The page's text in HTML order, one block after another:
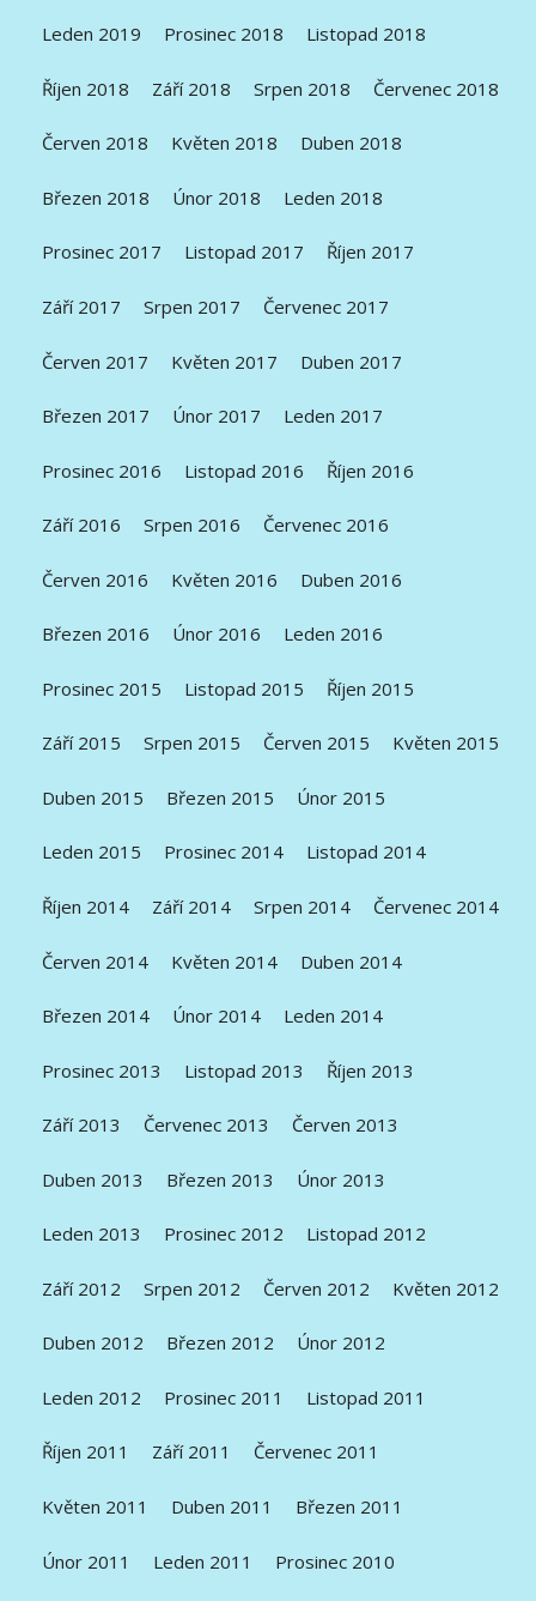
Leden 2019 Prosinec 2018 Listopad 2018
Říjen 2018 Září 2018 Srpen 2018 Červenec 2018
Červen 2018 Květen 2018 Duben 2018
Březen 2018 Únor 2018 Leden 2018
Prosinec 2017 Listopad 2017 Říjen 2017
Září 2017 Srpen 2017 Červenec 2017
Červen 2017 Květen 2017 Duben 2017
Březen 2017 Únor 2017 Leden 2017
Prosinec 2016 Listopad 2016 Říjen 2016
Září 2016 Srpen 2016 Červenec 2016
Červen 2016 Květen 2016 Duben 2016
Březen 2016 Únor 2016 Leden 2016
Prosinec 2015 Listopad 2015 Říjen 2015
Září 2015 Srpen 2015 Červen 2015 Květen 2015
Duben 2015 Březen 2015 Únor 2015
Leden 2015 Prosinec 2014 Listopad 2014
Říjen 2014 Září 2014 Srpen 2014 Červenec 2014
Červen 2014 Květen 2014 Duben 2014
Březen 2014 Únor 2014 Leden 2014
Prosinec 2013 Listopad 2013 Říjen 2013
Září 2013 Červenec 2013 Červen 2013
Duben 2013 Březen 2013 Únor 2013
Leden 2013 Prosinec 2012 Listopad 2012
Září 2012 Srpen 2012 Červen 2012 Květen 2012
Duben 2012 Březen 2012 Únor 2012
Leden 2012 Prosinec 2011 Listopad 2011
Říjen 2011 Září 2011 Červenec 2011
Květen 2011 Duben 2011 Březen 2011
Únor 2011 Leden 2011 Prosinec 2010